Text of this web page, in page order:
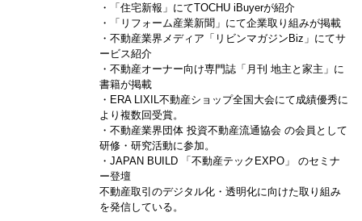
・「住宅新報」にてTOCHU iBuyerが紹介
・「リフォーム産業新聞」にて企業取り組みが掲載
・不動産業界メディア「リビンマガジンBiz」にてサ
ービス紹介
・不動産オーナー向け専門誌「月刊 地主と家主」に
書籍が掲載
・ERA LIXIL不動産ショップ全国大会にて成績優秀に
より複数回受賞。
・不動産業界団体 投資不動産流通協会 の会員として
研修・研究活動に参加。
・JAPAN BUILD 「不動産テックEXPO」 のセミナ
ー登壇
不動産取引のデジタル化・透明化に向けた取り組み
を発信している。